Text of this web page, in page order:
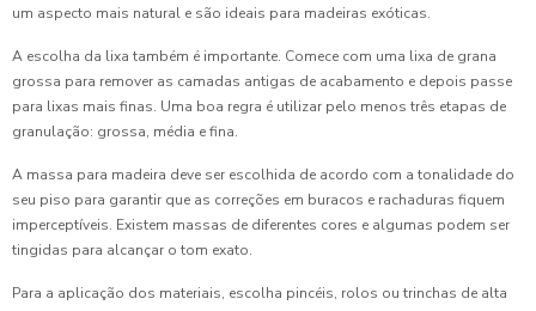
um aspecto mais natural e são ideais para madeiras exóticas.
A escolha da lixa também é importante. Comece com uma lixa de grana
grossa para remover as camadas antigas de acabamento e depois passe
para lixas mais finas. Uma boa regra é utilizar pelo menos três etapas de
granulação: grossa, média e fina.
A massa para madeira deve ser escolhida de acordo com a tonalidade do
seu piso para garantir que as correções em buracos e rachaduras fiquem
imperceptíveis. Existem massas de diferentes cores e algumas podem ser
tingidas para alcançar o tom exato.
Para a aplicação dos materiais, escolha pincéis, rolos ou trinchas de alta